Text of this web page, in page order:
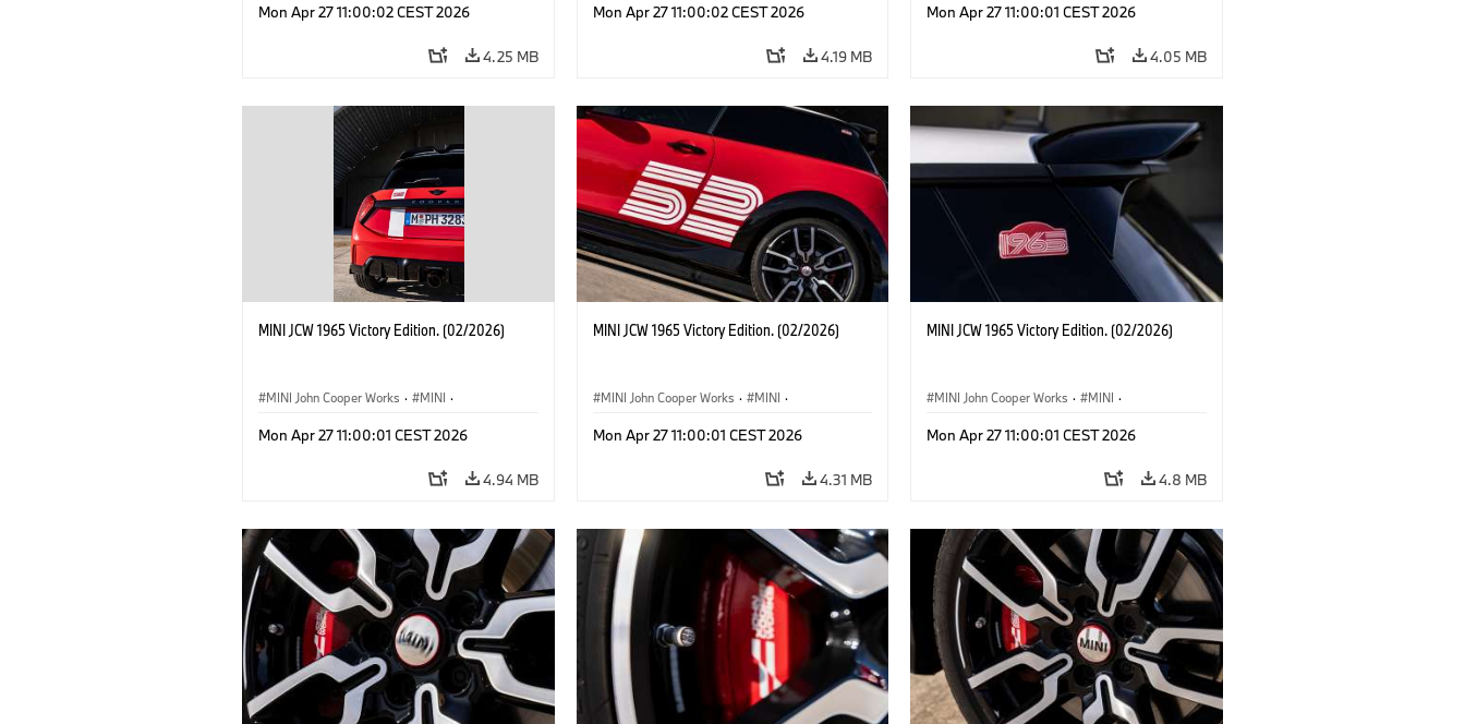
Mon Apr 27 11:00:02 CEST 2026
4.25 MB
Mon Apr 27 11:00:02 CEST 2026
4.19 MB
Mon Apr 27 11:00:01 CEST 2026
4.05 MB
MINI JCW 1965 Victory Edition. (02/2026)
MINI John Cooper Works · MINI ·
Mon Apr 27 11:00:01 CEST 2026
4.94 MB
MINI JCW 1965 Victory Edition. (02/2026)
MINI John Cooper Works · MINI ·
Mon Apr 27 11:00:01 CEST 2026
4.31 MB
MINI JCW 1965 Victory Edition. (02/2026)
MINI John Cooper Works · MINI ·
Mon Apr 27 11:00:01 CEST 2026
4.8 MB